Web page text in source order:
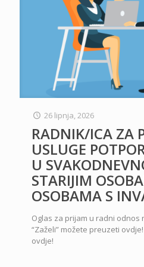
26 lipnja, 2026
RADNIK/ICA ZA
USLUGE
U
STARIJIM
OSOBAMA S
Oglas za prijam u radni odnos
“Zaželi” možete preuzeti
ovdje!